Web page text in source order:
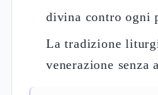
divina contro ogni
La tradizione
venerazione senza